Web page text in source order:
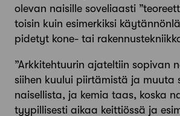
olevan naisille soveliaasti
toisin kuin esimerkiksi
pidetyt kone- tai
”Arkkitehtuurin ajateltiin sopivan
siihen kuului piirtämistä ja muuta
naisellista, ja kemia taas, koska
tyypillisesti aikaa keittiössä ja